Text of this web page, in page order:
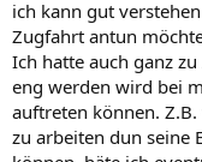
ich kann gut
Zugfahrt antun
Ich hatte auch ganz
eng werden wird bei
auftreten können.
zu arbeiten dun seine